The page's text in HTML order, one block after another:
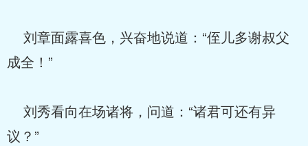
刘章面露喜色，兴奋地说道：“侄儿多谢叔父
成全！”
刘秀看向在场诸将，问道：“诸君可还有异
议？”